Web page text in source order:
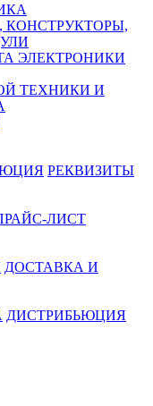
КОНСТРУКТОРЫ,
ЭЛЕКТРОНИКИ
ТЕХНИКИ И
РЕКВИЗИТЫ
ЛИСТ
ДОСТАВКА И
ДИСТРИБЬЮЦИЯ